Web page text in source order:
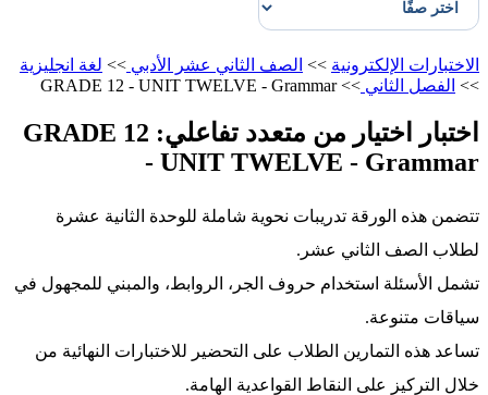
الاختبارات الإلكترونية >> الصف الثاني عشر الأدبي >> لغة انجليزية
>> الفصل الثاني >>
GRADE 12 - UNIT TWELVE - Grammar
اختبار اختيار من متعدد تفاعلي: GRADE 12
- UNIT TWELVE - Grammar
تتضمن هذه الورقة تدريبات نحوية شاملة للوحدة الثانية عشرة
لطلاب الصف الثاني عشر.
تشمل الأسئلة استخدام حروف الجر، الروابط، والمبني للمجهول في
سياقات متنوعة.
تساعد هذه التمارين الطلاب على التحضير للاختبارات النهائية من
خلال التركيز على النقاط القواعدية الهامة.